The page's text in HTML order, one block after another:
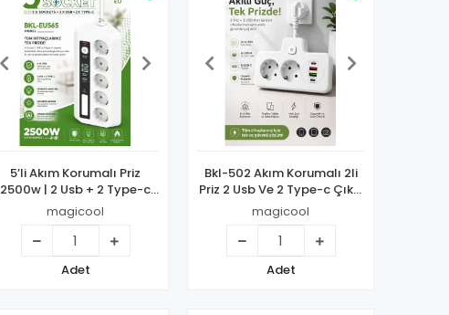
5’li Akım Korumalı Priz
2500w | 2 Usb + 2 Type-c
Hızlı Şarj | Led Gece
Lambalı | Dokunmatik
Beyaz
magicool
Adet
Bkl-502 Akım Korumalı 2li
Priz 2 Usb Ve 2 Type-c Çıkış
4000w Hızlı Şarj Duvar Tipi
Dokunmatik Led
Aydınlatmalı
magicool
Adet